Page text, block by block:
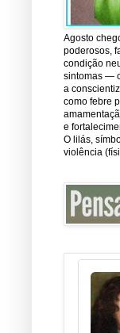
Agosto
poderosos,
condição
sintomas —
a
como febre
e
O lilás,
violência